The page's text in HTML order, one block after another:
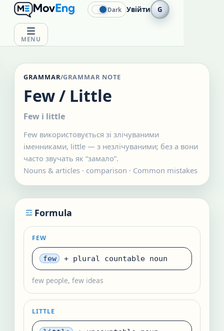
MENU
Dark Увійти G
GRAMMAR/GRAMMAR NOTE
Few / Little
Few і little
Few використовується зі злічуваними
іменниками, little — з незлічуваними; без a вони
часто звучать як “замало”.
Nouns & articles · comparison · Common mistakes
Formula
FEW
few + plural countable noun
few people, few ideas
LITTLE